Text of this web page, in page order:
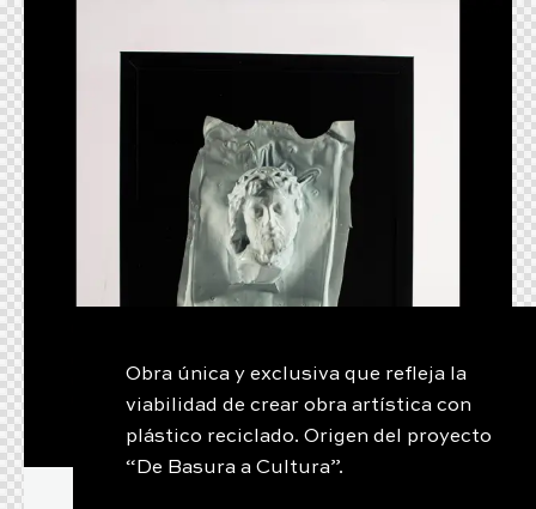
Obra única y exclusiva que refleja la
viabilidad de crear obra artística con
plástico reciclado. Origen del proyecto
“De Basura a Cultura”.